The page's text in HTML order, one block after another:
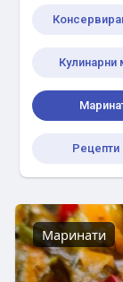
Кулинарни
Рецепти
Маринати